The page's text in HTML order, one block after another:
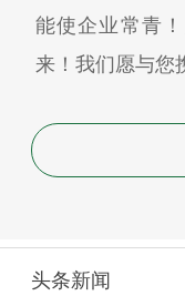
能使企业常青
来！我们愿与您
头条新闻